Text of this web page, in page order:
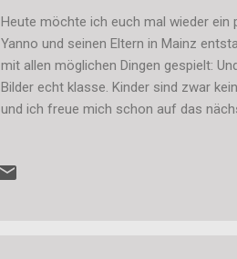
Heute möchte ich euch mal wieder ein
Yanno und seinen Eltern in Mainz
mit allen möglichen Dingen gespielt:
Bilder echt klasse. Kinder sind zwar
und ich freue mich schon auf das
Aschaffenburg und Umgebung sind